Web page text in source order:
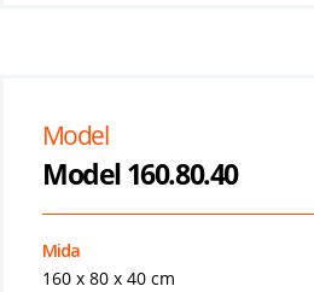
Model
Model 160.80.40
Mida
160 x 80 x 40 cm